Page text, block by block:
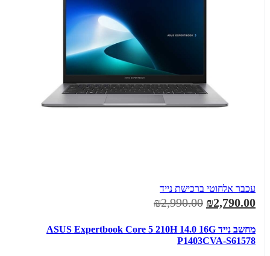
עכבר אלחוטי ברכישת נייד
₪2,790.00
₪2,990.00
מחשב נייד ASUS Expertbook Core 5 210H 14.0 16G
P1403CVA-S61578